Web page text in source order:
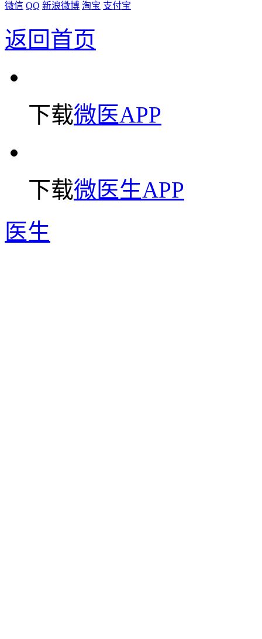
微信 QQ 新浪微博 淘宝 支付宝
返回首页
下载微医APP
下载微医生APP
医生